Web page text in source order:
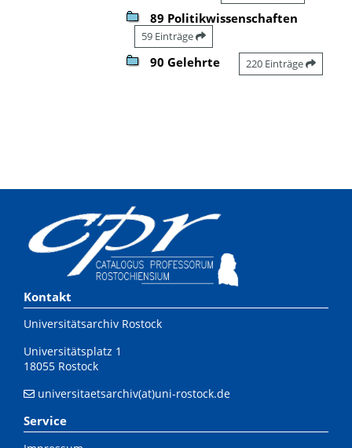
89 Politikwissenschaften
59 Einträge
90 Gelehrte 220 Einträge
Kontakt
Universitätsarchiv Rostock
Universitätsplatz 1
18055 Rostock
universitaetsarchiv(at)uni-rostock.de
Service